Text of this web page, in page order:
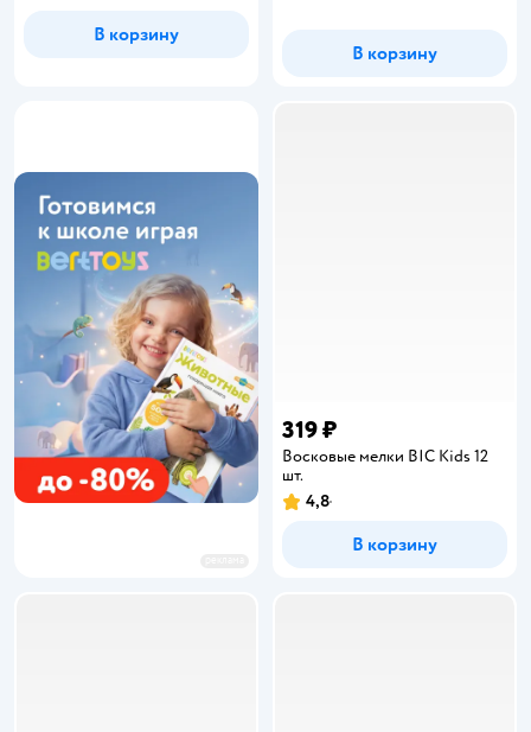
В корзину
В корзину
319 ₽
Восковые мелки BIC Kids 12
шт.
Рейтинг:
4,8
В корзину